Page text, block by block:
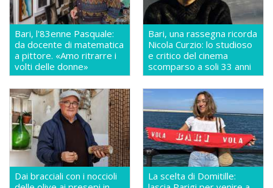
Bari, l'83enne Pasquale:
da docente di matematica
a pittore. «Amo ritrarre i
volti delle donne»
Bari, una rassegna ricorda
Nicola Curzio: lo studioso
e critico del cinema
scomparso a soli 33 anni
Dai bracciali con i noccioli
La scelta di Domitille: